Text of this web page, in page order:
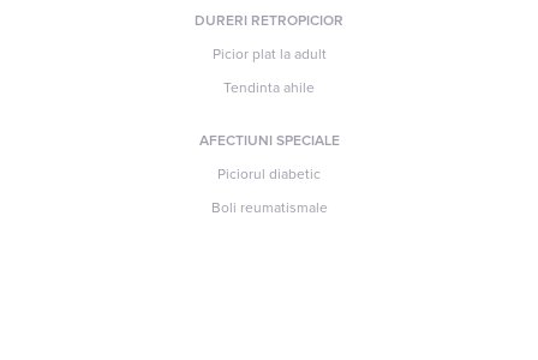
DURERI RETROPICIOR
Picior plat la adult
Tendinta ahile
AFECTIUNI SPECIALE
Piciorul diabetic
Boli reumatismale